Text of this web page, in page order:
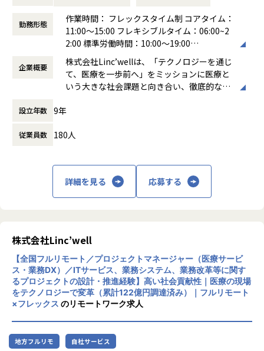
市場規模150兆円超の巨大市場で、エンタープライズに選ば
れるプロダクトを創出。
売上・MRR・導入数と直結するプロダクト成長を通じ、事業
成長に貢献します。
Mまでを一気通貫でドライブしていただきます。
【主な業務】
└ロードマップ設計・運用
└開発進行・改善フィードバック
・ステークホルダー連携
└経営／PMM／営業／CS／エンジニアとの横断連携
└顧客ヒアリング・折衝
・プロダクトグロース
└KPI設計・データ分析
└改善仮説立案・検証
デザインの観点から意思決定とプロダクト品質を牽引してい
ただく役割です。
また、AIの活用によってデザイナー以外のメンバーもアウト
プットを生み出せるようになる中で、
デザインシステムやガイドライン、プロンプト、テンプレー
プロダクト／サービス全体のデザイン品質と一貫性を仕組み
自らもデザイン実務に関わりながら、専門性と仕組みづくり
を通じてプロダクトとチームを牽引するリードポジションで
べきデザイン課題を定義すること
・プロダクトマネージャーやエンジニア等と議論し、ユーザ
ー理解やデータ、ロジックを用いながら、プロダクトの意思
決定を前に進めること
・自ら質の高い体験設計・UIデザインを行いながら、プロダ
クト全体のデザイン品質を引き上げること
・デザインシステムやAI利用ガイドライン、プロンプト、テ
ンプレート等を整備し、制作主体が広がる中でも一貫した体
験と品質を実現すること
勤務形態
作業時間： フレックスタイム制 コアタイム：
11:00～15:00 フレキシブルタイム：06:00~2
2:00 標準労働時間：10:00～19:00
働き方：
フレックス制（コアタイムあり）
時間外労働の有無： 有（月平均10時間～30
時間）
休憩時間： 60分
企業概要
株式会社Linc’wellは、「テクノロジーを通じ
て、医療を一歩前へ」をミッションに医療と
いう大きな社会課題と向き合い、徹底的な患
革から踏み込んで実装することですべての
しています。
ケアECサービス」の3つの事業を展開し、主
力事業として展開する国内有数のオンライン
診療プラットフォームにおいてはサービス開
設立年数 9年
従業員数 180人
詳細を見る 応募する
株式会社Linc’well
【全国フルリモート／プロジェクトマネージャー（医療サービ
ス・業務DX）／ITサービス、業務システム、業務改革等に関す
るプロジェクトの設計・推進経験】高い社会貢献性｜医療の現場
をテクノロジーで変革（累計122億円調達済み）｜フルリモート
×フレックス のリモートワーク求人
地方フルリモ 自社サービス